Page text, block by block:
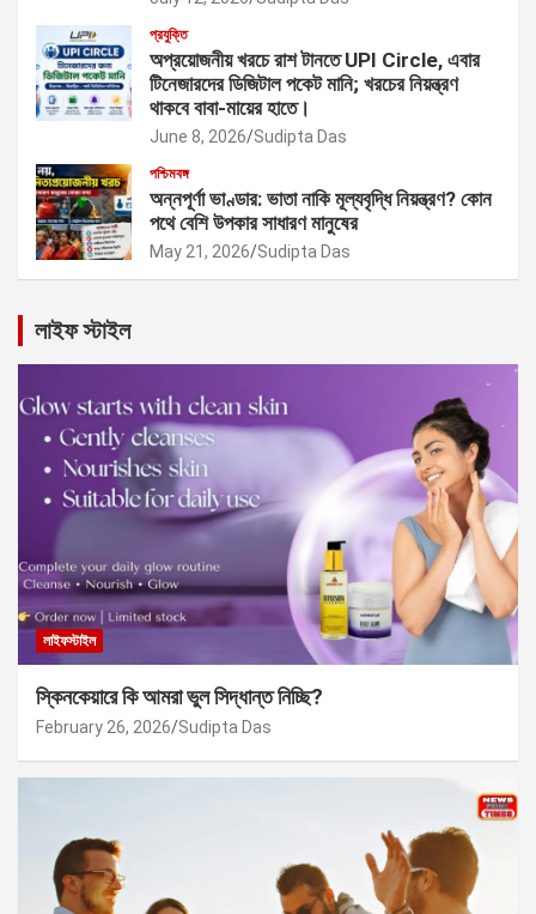
প্রযুক্তি
অপ্রয়োজনীয় খরচে রাশ টানতে UPI Circle, এবার
টিনেজারদের ডিজিটাল পকেট মানি; খরচের নিয়ন্ত্রণ
থাকবে বাবা-মায়ের হাতে।
June 8, 2026 Sudipta Das
পশ্চিমবঙ্গ
অন্নপূর্ণা ভাণ্ডার: ভাতা নাকি মূল্যবৃদ্ধি নিয়ন্ত্রণ? কোন
পথে বেশি উপকার সাধারণ মানুষের
May 21, 2026 Sudipta Das
লাইফ স্টাইল
লাইফস্টাইল
স্কিনকেয়ারে কি আমরা ভুল সিদ্ধান্ত নিচ্ছি?
February 26, 2026 Sudipta Das